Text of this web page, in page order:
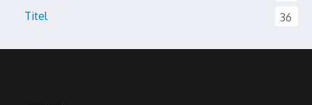
Titel
36